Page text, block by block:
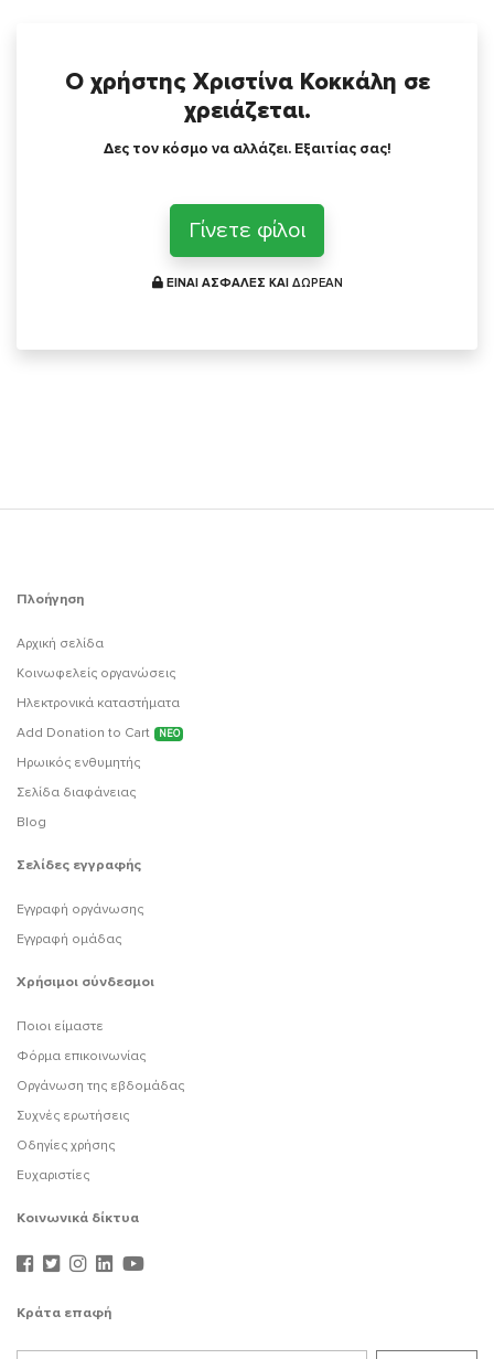
Ο χρήστης Χριστίνα Κοκκάλη σε
χρειάζεται.
Δες τον κόσμο να αλλάζει. Εξαιτίας σας!
Γίνετε φίλοι
ΕΙΝΑΙ ΑΣΦΑΛΕΣ ΚΑΙ ΔΩΡΕΑΝ
Πλοήγηση
Αρχική σελίδα
Κοινωφελείς οργανώσεις
Ηλεκτρονικά καταστήματα
Add Donation to Cart
ΝΕΟ
Ηρωικός ενθυμητής
Σελίδα διαφάνειας
Blog
Σελίδες εγγραφής
Εγγραφή οργάνωσης
Εγγραφή ομάδας
Χρήσιμοι σύνδεσμοι
Ποιοι είμαστε
Φόρμα επικοινωνίας
Οργάνωση της εβδομάδας
Συχνές ερωτήσεις
Οδηγίες χρήσης
Ευχαριστίες
Κοινωνικά δίκτυα
Κράτα επαφή